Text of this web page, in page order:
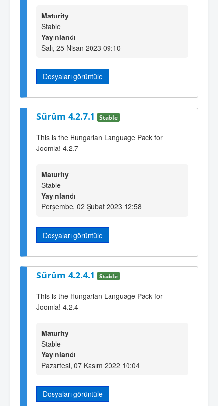
Maturity
Stable
Yayınlandı
Salı, 25 Nisan 2023 09:10
Dosyaları görüntüle
Sürüm 4.2.7.1 Stable
This is the Hungarian Language Pack for
Joomla! 4.2.7
Maturity
Stable
Yayınlandı
Perşembe, 02 Şubat 2023 12:58
Dosyaları görüntüle
Sürüm 4.2.4.1 Stable
This is the Hungarian Language Pack for
Joomla! 4.2.4
Maturity
Stable
Yayınlandı
Pazartesi, 07 Kasım 2022 10:04
Dosyaları görüntüle